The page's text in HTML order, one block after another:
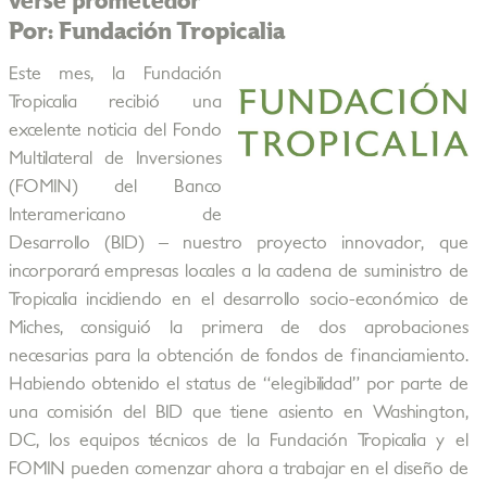
Por: Fundación Tropicalia
Este mes, la Fundación
Tropicalia recibió una
excelente noticia del Fondo
Multilateral de Inversiones
(FOMIN) del Banco
Interamericano de
Desarrollo (BID) – nuestro proyecto innovador, que
incorporará empresas locales a la cadena de suministro de
Tropicalia incidiendo en el desarrollo socio-económico de
Miches, consiguió la primera de dos aprobaciones
necesarias para la obtención de fondos de financiamiento.
Habiendo obtenido el status de “elegibilidad” por parte de
una comisión del BID que tiene asiento en Washington,
DC, los equipos técnicos de la Fundación Tropicalia y el
FOMIN pueden comenzar ahora a trabajar en el diseño de